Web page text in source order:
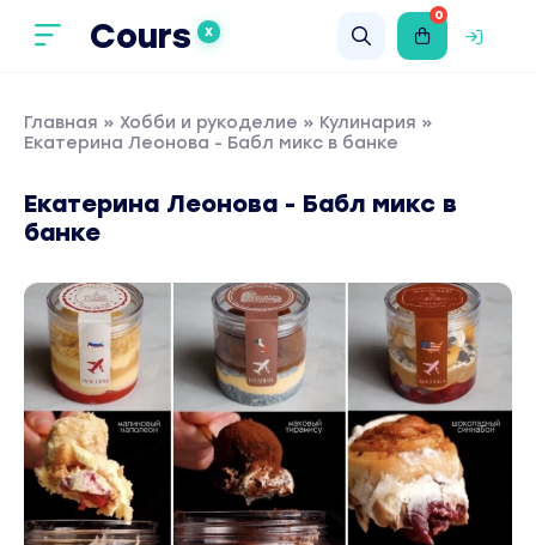
Cours X
0
Главная » Хобби и рукоделие » Кулинария »
Екатерина Леонова - Бабл микс в банке
Екатерина Леонова - Бабл микс в
банке